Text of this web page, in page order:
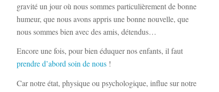
gravité un jour où nous sommes particulièrement de bonne
humeur, que nous avons appris une bonne nouvelle, que
nous sommes bien avec des amis, détendus…
Encore une fois, pour bien éduquer nos enfants, il faut
prendre d’abord soin de nous!
Car notre état, physique ou psychologique, influe sur notre